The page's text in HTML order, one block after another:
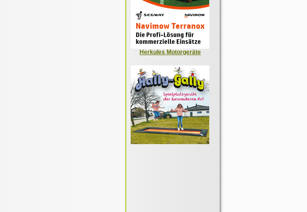
Herkules Motorgeräte